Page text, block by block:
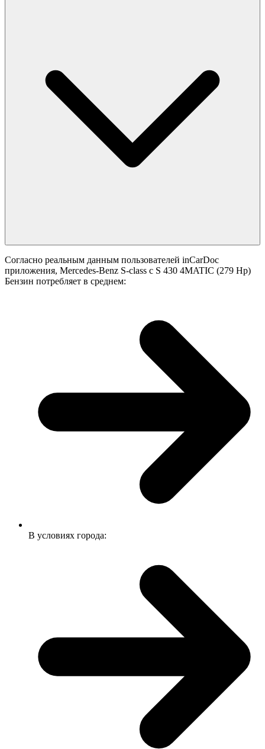
Согласно реальным данным пользователей inCarDoc
приложения, Mercedes-Benz S-class с S 430 4MATIC (279 Hp)
Бензин потребляет в среднем:
В условиях города: